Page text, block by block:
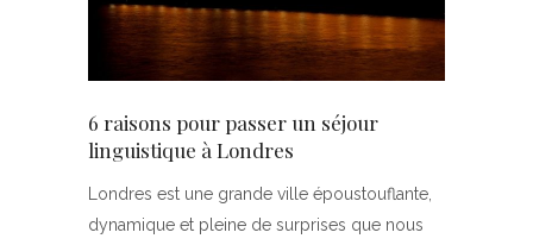
6 raisons pour passer un séjour
linguistique à Londres
Londres est une grande ville époustouflante,
dynamique et pleine de surprises que nous